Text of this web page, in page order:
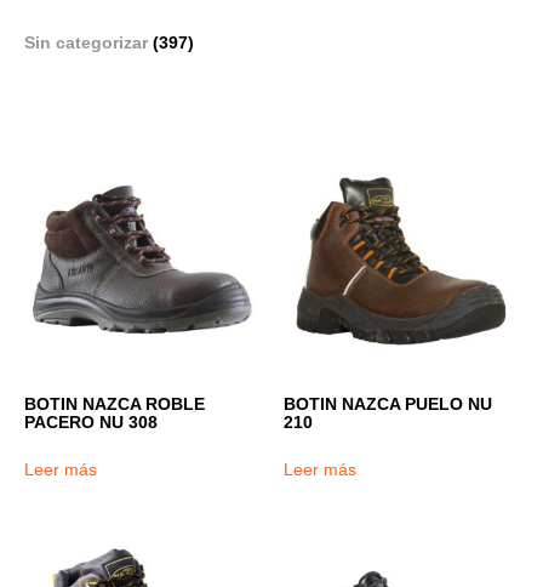
Sin categorizar (397)
BOTIN NAZCA ROBLE
PACERO NU 308
Leer más
BOTIN NAZCA PUELO NU
210
Leer más